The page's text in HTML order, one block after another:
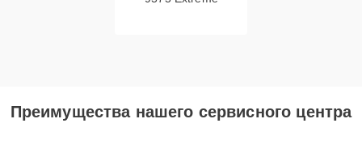
Преимущества нашего сервисного центра